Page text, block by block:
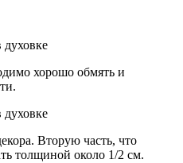
хорошо обмять и
Вторую часть, что
толщиной около 1/2 см.